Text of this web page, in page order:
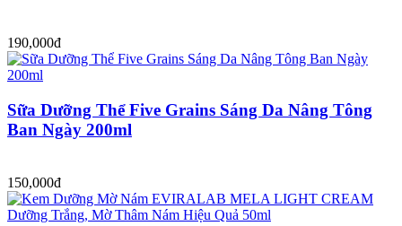
190,000đ
Sữa Dưỡng Thể Five Grains Sáng Da Nâng Tông
Ban Ngày 200ml
150,000đ